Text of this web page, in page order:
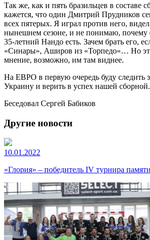
Так же, как и пять бразильцев в составе
кажется, что один Дмитрий Прудников
всех пятерых. Я играл против него,
нынешнем сезоне, и не понимаю, почему
35-летний Нандо есть. Зачем брать его,
«Синары», Аширов из «Торпедо»… Но
мнение, возможно, им там виднее.
На ЕВРО в первую очередь буду следить
Украину и верить в успех нашей сборной.
Беседовал Сергей Бабиков
Другие новости
10.01.2022
«Глория» – победитель IV турнира